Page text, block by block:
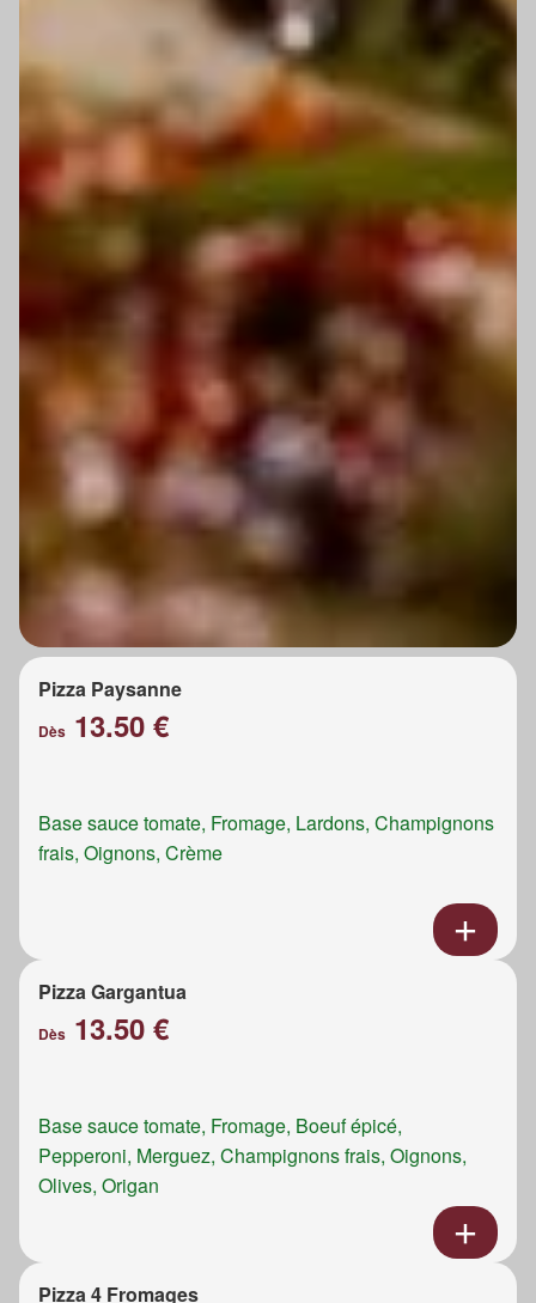
Pizza Paysanne
Dès 13.50 €
Base sauce tomate, Fromage, Lardons, Champignons
frais, Oignons, Crème
Pizza Gargantua
Dès 13.50 €
Base sauce tomate, Fromage, Boeuf épicé,
Pepperoni, Merguez, Champignons frais, Oignons,
Olives, Origan
Pizza 4 Fromages